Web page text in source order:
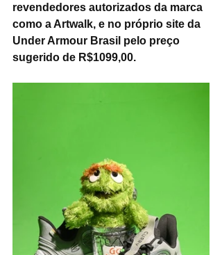
revendedores autorizados da marca
como a Artwalk, e no próprio site da
Under Armour Brasil pelo preço
sugerido de R$1099,00.